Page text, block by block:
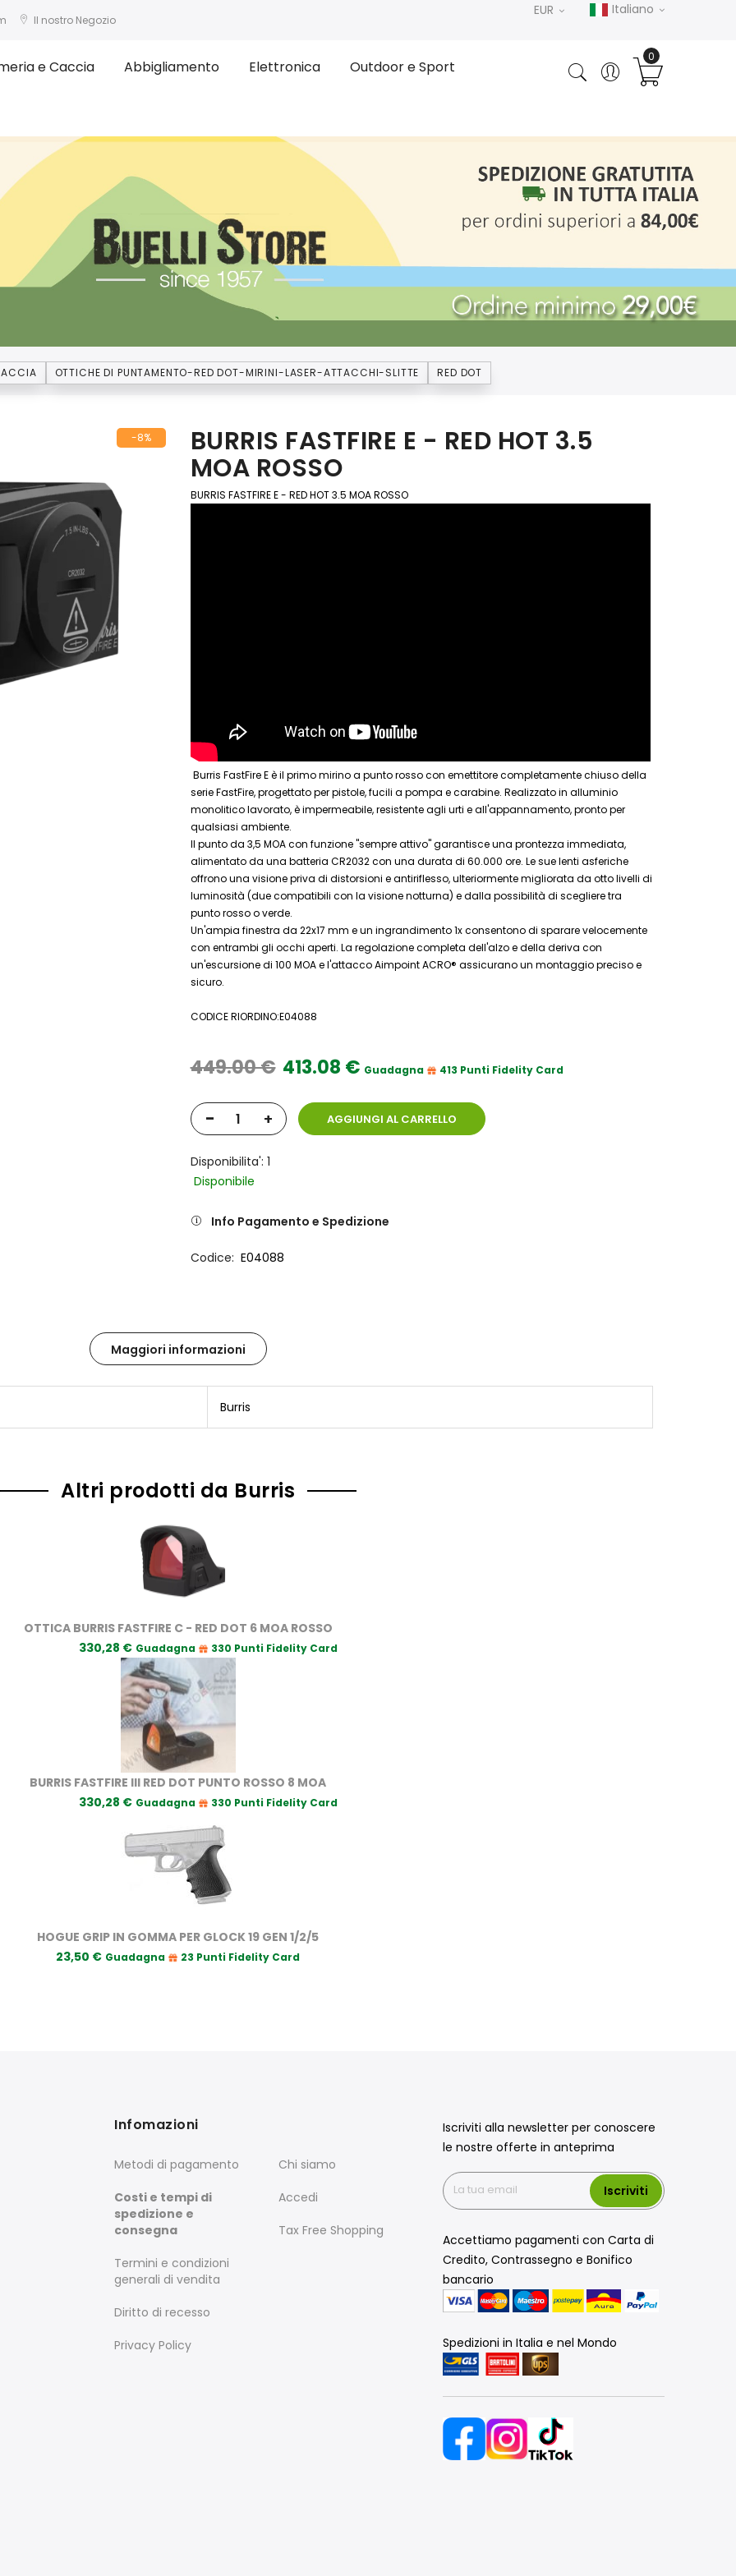
Il nostro Negozio
Italiano
EUR
e Caccia Abbigliamento Elettronica Outdoor e Sport
OTTICHE DI PUNTAMENTO-RED DOT-MIRINI-LASER-ATTACCHI-SLITTE RED DOT
-8% BURRIS FASTFIRE E - RED HOT 3.5
MOA ROSSO
BURRIS FASTFIRE E - RED HOT 3.5 MOA ROSSO
Burris FastFire E è il primo mirino a punto rosso con emettitore completamente chiuso della
serie FastFire, progettato per pistole, fucili a pompa e carabine. Realizzato in alluminio
monolitico lavorato, è impermeabile, resistente agli urti e all'appannamento, pronto per
qualsiasi ambiente.
Il punto da 3,5 MOA con funzione "sempre attivo" garantisce una prontezza immediata,
alimentato da una batteria CR2032 con una durata di 60.000 ore. Le sue lenti asferiche
offrono una visione priva di distorsioni e antiriflesso, ulteriormente migliorata da otto livelli di
luminosità (due compatibili con la visione notturna) e dalla possibilità di scegliere tra
punto rosso o verde.
Un'ampia finestra da 22x17 mm e un ingrandimento 1x consentono di sparare velocemente
con entrambi gli occhi aperti. La regolazione completa dell'alzo e della deriva con
un'escursione di 100 MOA e l'attacco Aimpoint ACRO® assicurano un montaggio preciso e
sicuro.
CODICE RIORDINO:E04088
413.08 € Guadagna 413 Punti Fidelity Card
449.00 €
- + AGGIUNGI AL CARRELLO
Disponibilita': 1
Disponibile
Info Pagamento e Spedizione
Codice E04088
Maggiori informazioni
Burris
Altri prodotti da Burris
OTTICA BURRIS FASTFIRE C - RED DOT 6 MOA ROSSO
330,28 € Guadagna 330 Punti Fidelity Card
BURRIS FASTFIRE III RED DOT PUNTO ROSSO 8 MOA
330,28 € Guadagna 330 Punti Fidelity Card
HOGUE GRIP IN GOMMA PER GLOCK 19 GEN 1/2/5
23,50 € Guadagna 23 Punti Fidelity Card
Infomazioni
Metodi di pagamento
Costi e tempi di
spedizione e
consegna
Termini e condizioni
generali di vendita
Diritto di recesso
Privacy Policy
Chi siamo
Accedi
Tax Free Shopping
Iscriviti alla newsletter per conoscere
le nostre offerte in anteprima
Iscriviti
Accettiamo pagamenti con Carta di
Credito, Contrassegno e Bonifico
bancario
Spedizioni in Italia e nel Mondo